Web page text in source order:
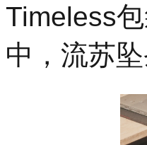
Timeless
中，流苏